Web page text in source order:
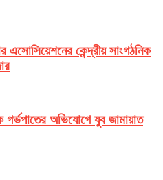
এসোসিয়েশনের কেন্দ্রীয় সাংগঠনিক
অভিযোগে যুব জামায়াত